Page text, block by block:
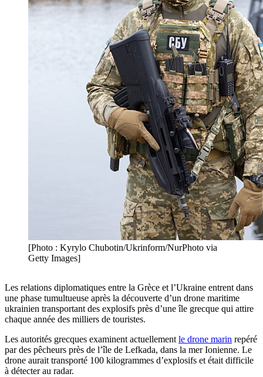
[Photo : Kyrylo Chubotin/Ukrinform/NurPhoto via
Getty Images]
Les relations diplomatiques entre la Grèce et l’Ukraine entrent dans
une phase tumultueuse après la découverte d’un drone maritime
ukrainien transportant des explosifs près d’une île grecque qui attire
chaque année des milliers de touristes.
Les autorités grecques examinent actuellement le drone marin repéré
par des pêcheurs près de l’île de Lefkada, dans la mer Ionienne. Le
drone aurait transporté 100 kilogrammes d’explosifs et était difficile
à détecter au radar.